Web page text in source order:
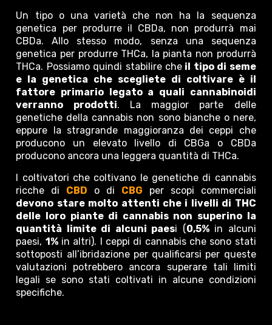
Un tipo o una varietà che non ha la sequenza
genetica per produrre il CBDa, non produrrà mai
CBDa. Allo stesso modo, senza una sequenza
genetica per produrre THCa, la pianta non produrrà
THCa. Possiamo quindi stabilire che il tipo di seme
e la genetica che scegliete di coltivare è il
fattore primario legato a quali cannabinoidi
verranno prodotti. La maggior parte delle
genetiche della cannabis non sono bianche o nere,
eppure la stragrande maggioranza dei ceppi che
producono un elevato livello di CBGa o CBDa
producono ancora una leggera quantità di THCa.
I coltivatori che coltivano le genetiche di cannabis
ricche di CBD o di CBG per scopi commerciali
devono stare molto attenti che i livelli di THC
delle loro piante di cannabis non superino la
quantità limite di alcuni paesi (0,5%in alcuni
paesi, 1%in altri). I ceppi di cannabis che sono stati
sottoposti all’ibridazione per qualificarsi per queste
valutazioni potrebbero ancora superare tali limiti
legali se sono stati coltivati in alcune condizioni
specifiche.